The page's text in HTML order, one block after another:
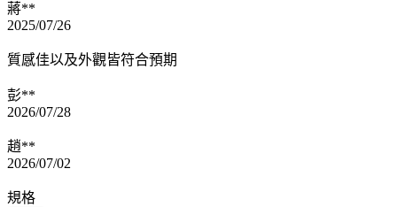
蔣**
2025/07/26
質感佳以及外觀皆符合預期
彭**
2026/07/28
趙**
2026/07/02
規格